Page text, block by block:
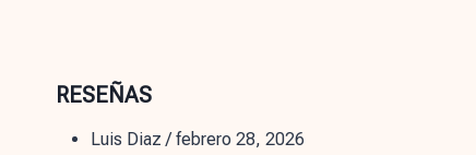
RESEÑAS
Luis Diaz /febrero 28, 2026